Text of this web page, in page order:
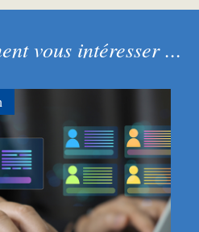
vous intéresser ...